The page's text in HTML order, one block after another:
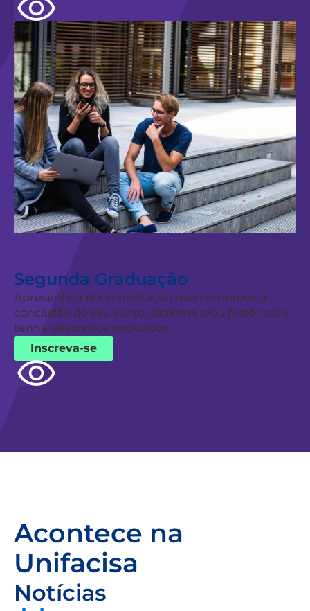
Segunda Graduação
Apresente a documentação que comprove a
conclusão do seu curso (diploma e/ou histórico) e
tenha descontos exclusivos.
Inscreva-se
Acontece na
Unifacisa
Notícias